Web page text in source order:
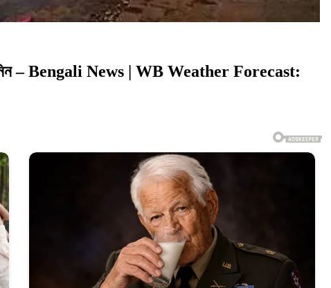
নিন – Bengali News | WB Weather Forecast: